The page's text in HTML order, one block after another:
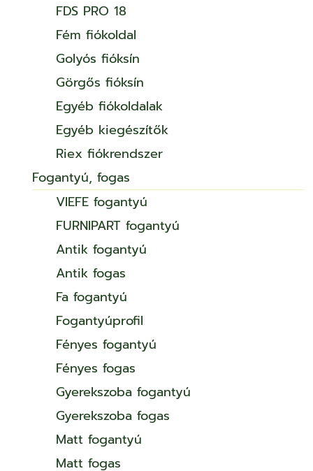
FDS PRO 18
Fém fiókoldal
Golyós fióksín
Görgős fióksín
Egyéb fiókoldalak
Egyéb kiegészítők
Riex fiókrendszer
Fogantyú, fogas
VIEFE fogantyú
FURNIPART fogantyú
Antik fogantyú
Antik fogas
Fa fogantyú
Fogantyúprofil
Fényes fogantyú
Fényes fogas
Gyerekszoba fogantyú
Gyerekszoba fogas
Matt fogantyú
Matt fogas